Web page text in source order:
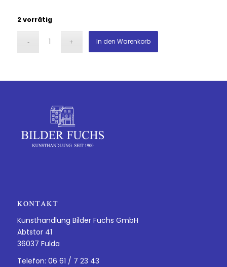
2 vorrätig
In den Warenkorb
KONTAKT
Kunsthandlung Bilder Fuchs GmbH
Abtstor 41
36037 Fulda
Telefon: 06 61 / 7 23 43